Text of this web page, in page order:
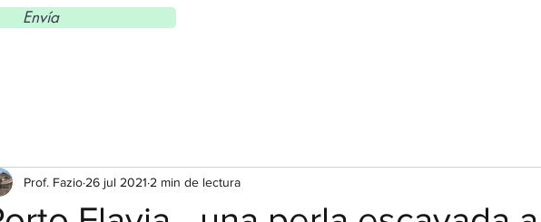
Envía
Prof. Fazio 26 jul 2021 2 min de lectura